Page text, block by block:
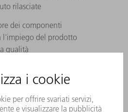
rilasciate
dei componenti
l'impiego del prodotto
qualità
resiste a elevate